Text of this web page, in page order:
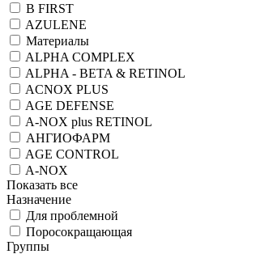
B FIRST
AZULENE
Материалы
ALPHA COMPLEX
ALPHA - BETA & RETINOL
ACNOX PLUS
AGE DEFENSE
A-NOX plus RETINOL
АНГИОФАРМ
AGE CONTROL
A-NOX
Показать все
Назначение
Для проблемной
Поросокращающая
Группы